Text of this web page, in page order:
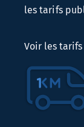
les tarifs
Voir les tarifs